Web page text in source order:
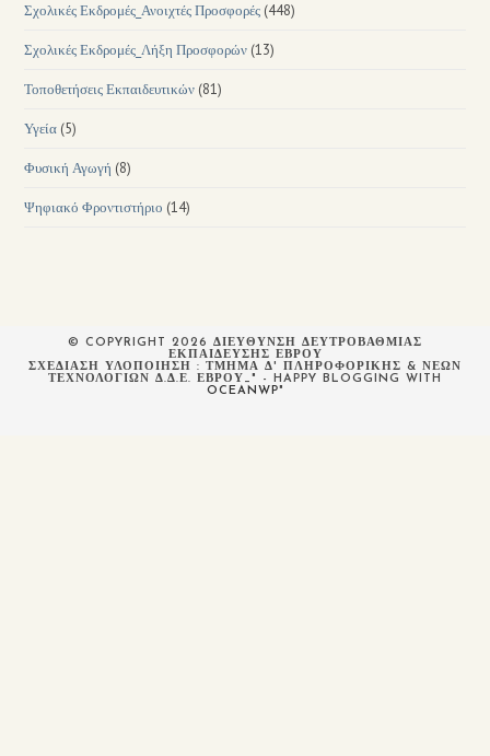
Σχολικές Εκδρομές_Ανοιχτές Προσφορές (448)
Σχολικές Εκδρομές_Λήξη Προσφορών (13)
Τοποθετήσεις Εκπαιδευτικών (81)
Υγεία (5)
Φυσική Αγωγή (8)
Ψηφιακό Φροντιστήριο (14)
© COPYRIGHT 2026 ΔΙΕΥΘΥΝΣΗ ΔΕΥΤΡΟΒΑΘΜΙΑΣ
ΕΚΠΑΙΔΕΥΣΗΣ ΕΒΡΟΥ
ΣΧΕΔΙΆΣΗ ΥΛΟΠΟΊΗΣΗ : ΤΜΉΜΑ Δ' ΠΛΗΡΟΦΟΡΙΚΉΣ & ΝΈΩΝ
ΤΕΧΝΟΛΟΓΙΏΝ Δ.Δ.Ε. ΈΒΡΟΥ_" - HAPPY BLOGGING WITH
OCEANWP"